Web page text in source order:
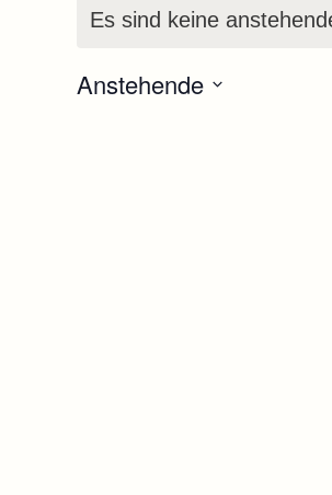
Es sind keine
Anstehende